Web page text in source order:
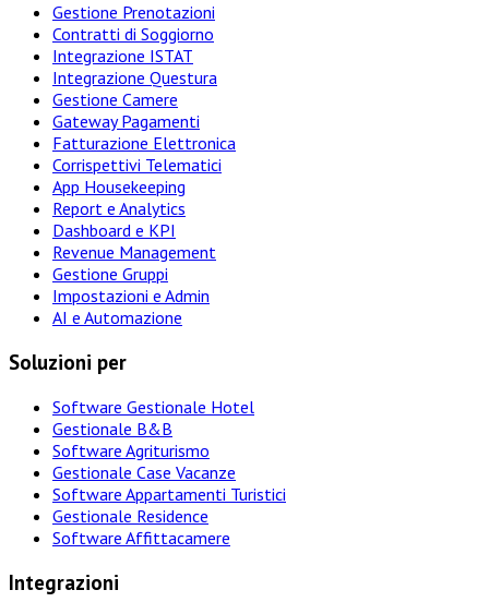
Gestione Prenotazioni
Contratti di Soggiorno
Integrazione ISTAT
Integrazione Questura
Gestione Camere
Gateway Pagamenti
Fatturazione Elettronica
Corrispettivi Telematici
App Housekeeping
Report e Analytics
Dashboard e KPI
Revenue Management
Gestione Gruppi
Impostazioni e Admin
AI e Automazione
Soluzioni per
Software Gestionale Hotel
Gestionale B&B
Software Agriturismo
Gestionale Case Vacanze
Software Appartamenti Turistici
Gestionale Residence
Software Affittacamere
Integrazioni